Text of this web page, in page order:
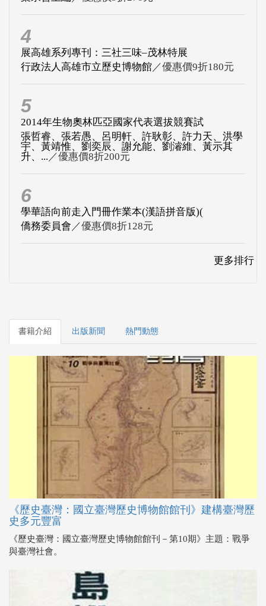
4
展高雄系列專刊：三社三味–茂林特展
行政法人高雄市立歷史博物館／優惠價9折180元
5
2014年生物奧林匹亞國家代表選拔競賽試
張哲睿、張若愚、呂明軒、許耿彰、許力天、洪學
宇、黃靖惟、劉奕辰、謝允能、劉濬維、黃示其
升、... ／優惠價8折200元
6
學華語向前走入門冊作業本(漢語拼音版)(
僑務委員會 ／優惠價8折128元
更多排行
書籍介紹 出版新聞 熱門動態
《歷史臺灣：國立臺灣歷史博物館館刊》建構臺灣歷
史多元豐富
《歷史臺灣：國立臺灣歷史博物館館刊－第10期》主題：戰爭
與臺灣社會。